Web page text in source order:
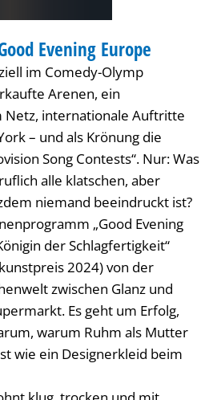
Evening Europe
im Comedy-Olymp
Arenen, ein
Netz, internationale Auftritte
– und als Krönung die
Song Contests“. Nur: Was
alle klatschen, aber
niemand beeindruckt ist?
„Good Evening
der Schlagfertigkeit“
2024) von der
zwischen Glanz und
Es geht um Erfolg,
warum Ruhm als Mutter
wie ein Designerkleid beim